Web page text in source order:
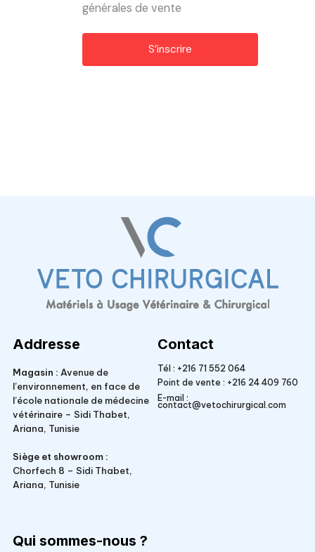
générales de vente
Addresse
Magasin : Avenue de
l’environnement, en face de
l’école nationale de médecine
vétérinaire – Sidi Thabet,
Ariana, Tunisie
Siège et showroom :
Chorfech 8 – Sidi Thabet,
Ariana, Tunisie
Contact
Tél : +216 71 552 064
Point de vente : +216 24 409 760
E-mail :
contact@vetochirurgical.com
Qui sommes-nous ?